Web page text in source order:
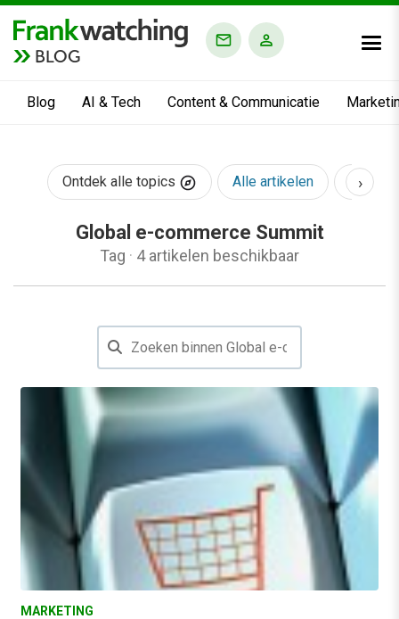
BLOG
Blog AI & Tech Content & Communicatie
Ontdek alle topics Alle artikelen AI &
›
Global e-commerce Summit
Tag · 4 artikelen beschikbaar
MARKETING